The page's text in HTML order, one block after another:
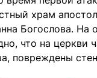
храм
Богослова. На
что на церкви
повреждены